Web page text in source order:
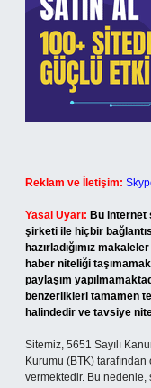
Reklam ve İletişim:
Yasal Uyarı: Bu internet
şirketi ile hiçbir
hazırladığımız
haber niteliği
paylaşım
benzerlikleri tamamen
halindedir ve tavsiye
Sitemiz, 5651 Sayılı
Kurumu (BTK)
vermektedir. Bu